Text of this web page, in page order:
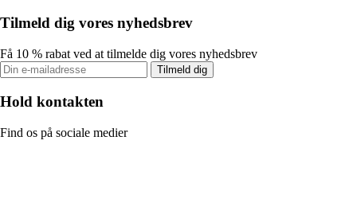
Tilmeld dig vores nyhedsbrev
Få 10 % rabat ved at tilmelde dig vores nyhedsbrev
Tilmeld dig
Hold kontakten
Find os på sociale medier